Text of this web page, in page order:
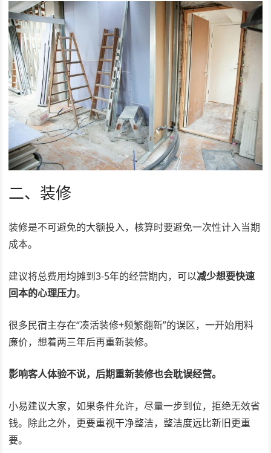
二、装修
装修是不可避免的大额投入，核算时要避免一次性计入当期
成本。
建议将总费用均摊到3-5年的经营期内，可以减少想要快速
回本的心理压力。
很多民宿主存在“凑活装修+频繁翻新”的误区，一开始用料
廉价，想着两三年后再重新装修。
影响客人体验不说，后期重新装修也会耽误经营。
小易建议大家，如果条件允许，尽量一步到位，拒绝无效省
钱。除此之外，更要重视干净整洁，整洁度远比新旧更重
要。